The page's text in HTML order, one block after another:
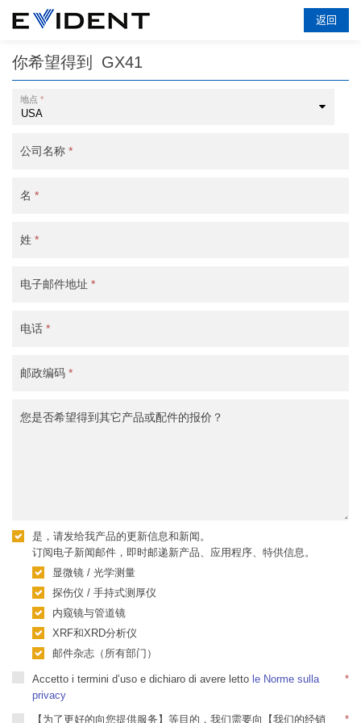
返回
你希望得到 GX41
地点 *
公司名称 *
名 *
姓 *
电子邮件地址 *
电话 *
邮政编码 *
您是否希望得到其它产品或配件的报价？
是，请发给我产品的更新信息和新闻。
订阅电子新闻邮件，即时邮递新产品、应用程序、特供信息。
显微镜 / 光学测量
探伤仪 / 手持式测厚仪
内窥镜与管道镜
XRF和XRD分析仪
邮件杂志（所有部门）
Accetto i termini d’uso e dichiaro di avere letto le Norme sulla
privacy
*
【为了更好的向您提供服务】等目的，我们需要向【我们的经销 *